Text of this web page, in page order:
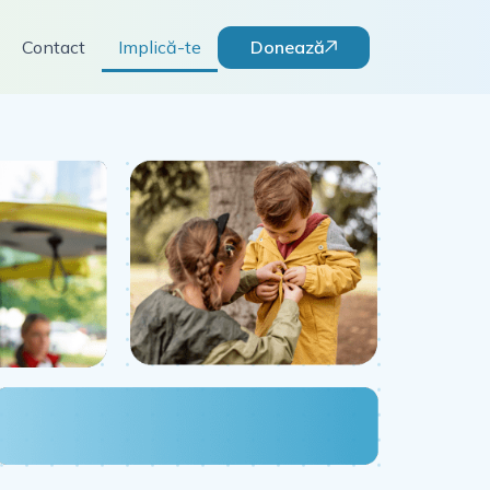
Contact Implică-te Donează